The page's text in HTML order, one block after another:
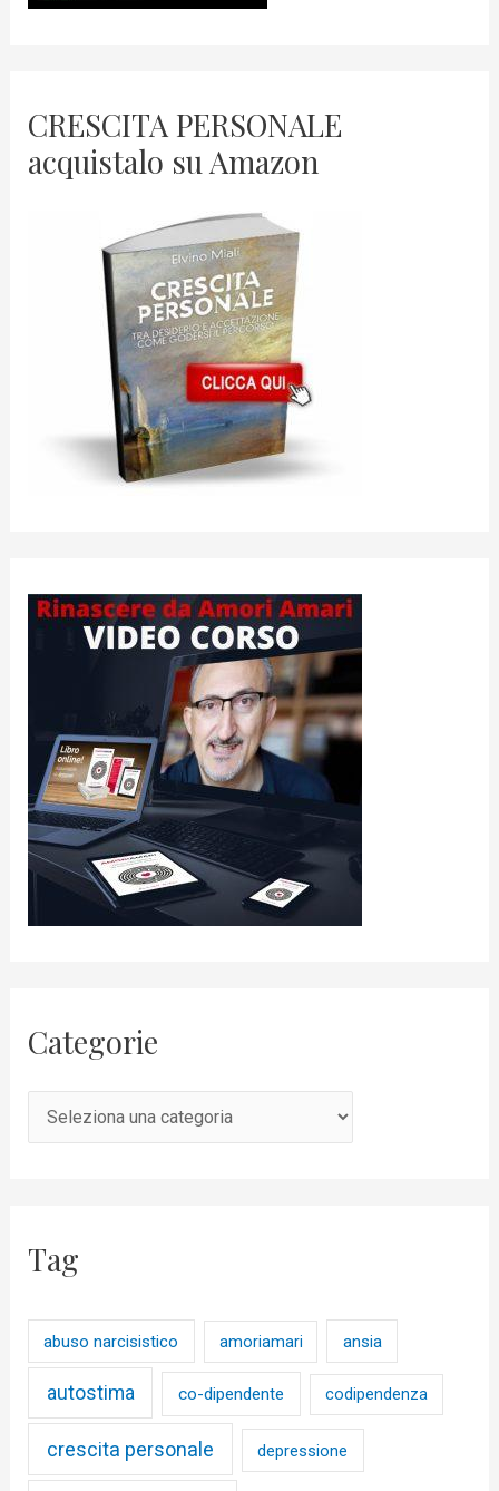
CRESCITA PERSONALE
acquistalo su Amazon
Categorie
Tag
abuso narcisistico amoriamari ansia
autostima co-dipendente codipendenza
crescita personale depressione